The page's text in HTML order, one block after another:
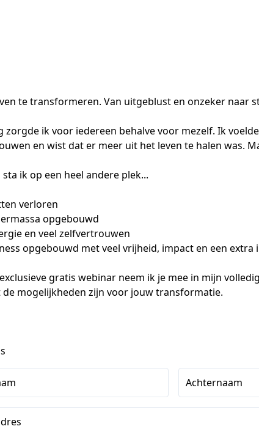
te transformeren. Van uitgeblust en onzeker naar
zorgde ik voor iedereen behalve voor mezelf. Ik
en wist dat er meer uit het leven te halen was.
sta ik op een heel andere plek...
verloren
opgebouwd
en veel zelfvertrouwen
opgebouwd met veel vrijheid, impact en een extra
gratis webinar neem ik je mee in mijn
de mogelijkheden zijn voor jouw transformatie.
Achternaam